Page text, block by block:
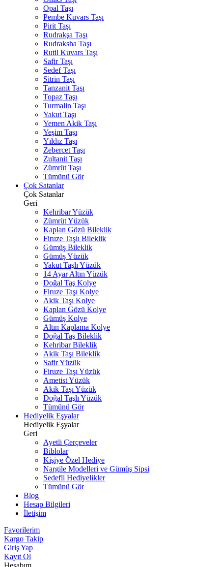
Opal Taşı
Pembe Kuvars Taşı
Pirit Taşı
Rudrakşa Taşı
Rudraksha Taşı
Rutil Kuvars Taşı
Safir Taşı
Sedef Taşı
Sitrin Taşı
Tanzanit Taşı
Topaz Taşı
Turmalin Taşı
Yakut Taşı
Yemen Akik Taşı
Yeşim Taşı
Yıldız Taşı
Zebercet Taşı
Zultanit Taşı
Zümrüt Taşı
Tümünü Gör
Çok Satanlar
Çok Satanlar
Geri
Kehribar Yüzük
Zümrüt Yüzük
Kaplan Gözü Bileklik
Firuze Taşlı Bileklik
Gümüş Bileklik
Gümüş Yüzük
Yakut Taşlı Yüzük
14 Ayar Altın Yüzük
Doğal Taş Kolye
Firuze Taşı Kolye
Akik Taşı Kolye
Kaplan Gözü Kolye
Gümüş Kolye
Altın Kaplama Kolye
Doğal Taş Bileklik
Kehribar Bileklik
Akik Taşı Bileklik
Safir Yüzük
Firuze Taşı Yüzük
Ametist Yüzük
Akik Taşı Yüzük
Doğal Taşlı Yüzük
Tümünü Gör
Hediyelik Eşyalar
Hediyelik Eşyalar
Geri
Ayetli Çerçeveler
Biblolar
Kişiye Özel Hediye
Nargile Modelleri ve Gümüş Sipsi
Sedefli Hediyelikler
Tümünü Gör
Blog
Hesap Bilgileri
İletişim
Favorilerim
Kargo Takip
Giriş Yap
Kayıt Ol
Hesabım